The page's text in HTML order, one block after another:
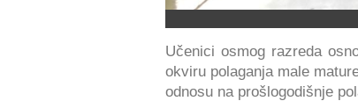
Učenici osmog razreda
okviru polaganja male
odnosu na prošlogodišnje